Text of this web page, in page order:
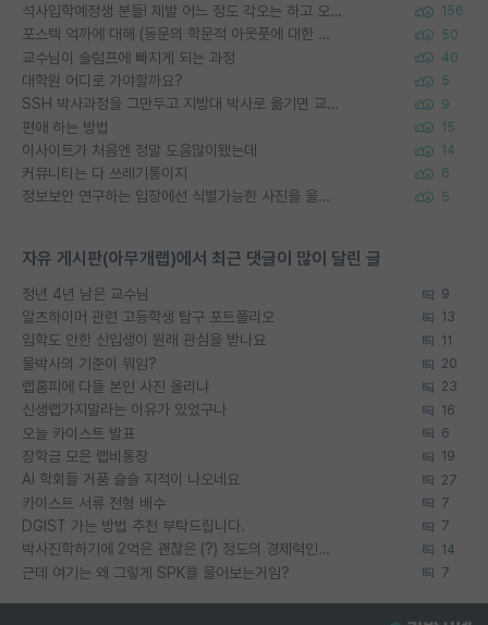
석사입학예정생 분들! 제발 어느 정도 각오는 하고 오세요. 156
포스텍 억까에 대해 (동문의 학문적 아웃풋에 대한 반박) 50
교수님이 슬럼프에 빠지게 되는 과정 40
대학원 어디로 가야할까요? 5
SSH 박사과정을 그만두고 지방대 박사로 옮기면 교수의 꿈은 끝일까요? 9
편애 하는 방법 15
이사이트가 처음엔 정말 도움많이됐는데 14
커뮤니티는 다 쓰레기통이지 6
정보보안 연구하는 입장에선 식별가능한 사진을 올리는건 비추이긴함 5
자유 게시판(아무개랩)에서 최근 댓글이 많이 달린 글
정년 4년 남은 교수님 9
알츠하이머 관련 고등학생 탐구 포트폴리오 13
입학도 안한 신입생이 원래 관심을 받나요 11
물박사의 기준이 뭐임? 20
랩홈피에 다들 본인 사진 올리냐 23
신생랩가지말라는 이유가 있었구나 16
오늘 카이스트 발표 6
장학금 모은 랩비통장 19
AI 학회들 거품 슬슬 지적이 나오네요 27
카이스트 서류 전형 배수 7
DGIST 가는 방법 추천 부탁드립니다. 7
박사진학하기에 2억은 괜찮은 (?) 정도의 경제력인가요 14
근데 여기는 왜 그렇게 SPK를 물어보는거임? 7